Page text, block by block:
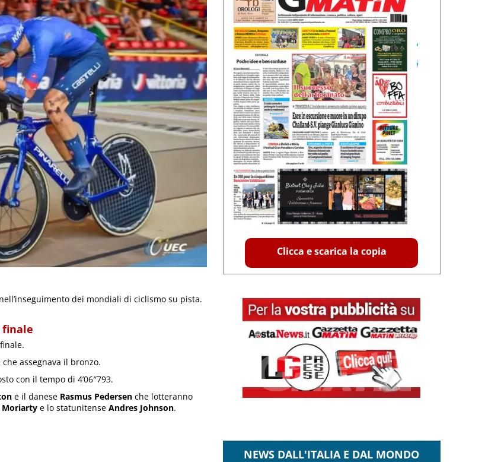
dei mondiali di ciclismo su pista.
assegnava il bronzo.
con il tempo di 4’06″793.
e il danese Rasmus Pedersen che lotteranno
Moriarty e lo statunitense Andres Johnson.
Clicca e scarica la copia
NEWS DALL'ITALIA E DAL MONDO